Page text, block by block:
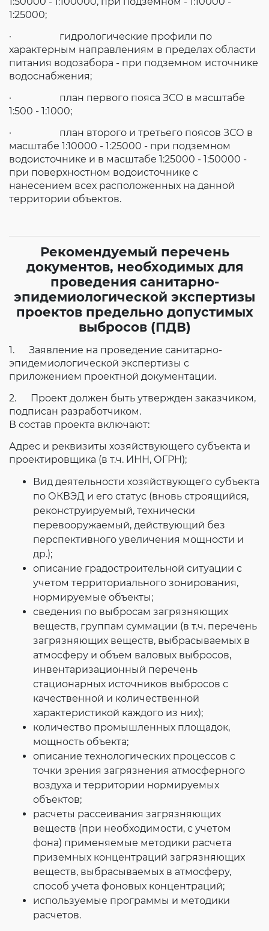
1:25000;
· гидрологические профили по
характерным направлениям в пределах области
питания водозабора - при подземном источнике
водоснабжения;
· план первого пояса ЗСО в масштабе
1:500 - 1:1000;
· план второго и третьего поясов ЗСО в
масштабе 1:10000 - 1:25000 - при подземном
водоисточнике и в масштабе 1:25000 - 1:50000 -
при поверхностном водоисточнике с
нанесением всех расположенных на данной
территории объектов.
Рекомендуемый перечень
документов, необходимых для
проведения санитарно-
эпидемиологической экспертизы
проектов предельно допустимых
выбросов (ПДВ)
1. Заявление на проведение санитарно-
эпидемиологической экспертизы с
приложением проектной документации.
2. Проект должен быть утвержден заказчиком,
подписан разработчиком.
В состав проекта включают:
Адрес и реквизиты хозяйствующего субъекта и
проектировщика (в т.ч. ИНН, ОГРН);
Вид деятельности хозяйствующего субъекта
по ОКВЭД и его статус (вновь строящийся,
реконструируемый, технически
перевооружаемый, действующий без
перспективного увеличения мощности и
др.);
описание градостроительной ситуации с
учетом территориального зонирования,
нормируемые объекты;
сведения по выбросам загрязняющих
веществ, группам суммации (в т.ч. перечень
загрязняющих веществ, выбрасываемых в
атмосферу и объем валовых выбросов,
инвентаризационный перечень
стационарных источников выбросов с
качественной и количественной
характеристикой каждого из них);
количество промышленных площадок,
мощность объекта;
описание технологических процессов с
точки зрения загрязнения атмосферного
воздуха и территории нормируемых
объектов;
расчеты рассеивания загрязняющих
веществ (при необходимости, с учетом
фона) применяемые методики расчета
приземных концентраций загрязняющих
веществ, выбрасываемых в атмосферу,
способ учета фоновых концентраций;
используемые программы и методики
расчетов.